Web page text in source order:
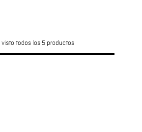
visto todos los 5 productos